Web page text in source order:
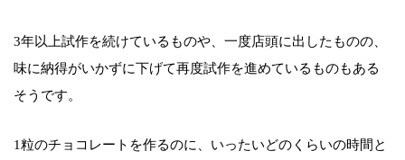
3年以上試作を続けているものや、一度店頭に出したものの、
味に納得がいかずに下げて再度試作を進めているものもある
そうです。
1粒のチョコレートを作るのに、いったいどのくらいの時間と